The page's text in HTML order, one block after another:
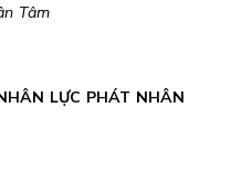
Tâm
LỰC PHÁT NHÂN